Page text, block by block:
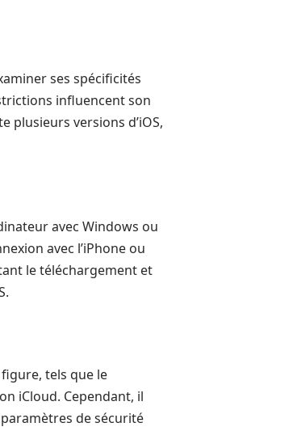
ses spécificités
influencent son
plusieurs versions d’iOS,
avec Windows ou
avec l’iPhone ou
le téléchargement et
tels que le
iCloud. Cependant, il
de sécurité